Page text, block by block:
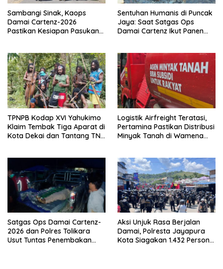
Sambangi Sinak, Kaops
Damai Cartenz-2026
Pastikan Kesiapan Pasukan
Sentuhan Humanis di Puncak
Jaya: Saat Satgas Ops
Damai Cartenz Ikut Panen
TPNPB Kodap XVI Yahukimo
Klaim Tembak Tiga Aparat di
Kota Dekai dan Tantang TNI-
Logistik Airfreight Teratasi,
Pertamina Pastikan Distribusi
Minyak Tanah di Wamena
Satgas Ops Damai Cartenz-
2026 dan Polres Tolikara
Usut Tuntas Penembakan
Aksi Unjuk Rasa Berjalan
Damai, Polresta Jayapura
Kota Siagakan 1.432 Personel